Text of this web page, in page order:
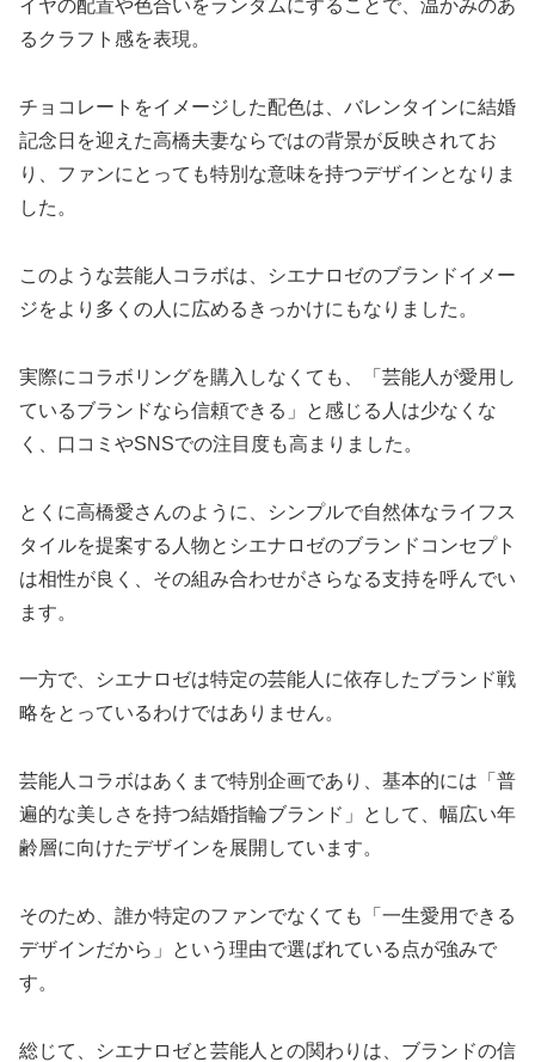
イヤの配置や色合いをランダムにすることで、温かみのあ
るクラフト感を表現。
チョコレートをイメージした配色は、バレンタインに結婚
記念日を迎えた高橋夫妻ならではの背景が反映されてお
り、ファンにとっても特別な意味を持つデザインとなりま
した。
このような芸能人コラボは、シエナロゼのブランドイメー
ジをより多くの人に広めるきっかけにもなりました。
実際にコラボリングを購入しなくても、「芸能人が愛用し
ているブランドなら信頼できる」と感じる人は少なくな
く、口コミやSNSでの注目度も高まりました。
とくに高橋愛さんのように、シンプルで自然体なライフス
タイルを提案する人物とシエナロゼのブランドコンセプト
は相性が良く、その組み合わせがさらなる支持を呼んでい
ます。
一方で、シエナロゼは特定の芸能人に依存したブランド戦
略をとっているわけではありません。
芸能人コラボはあくまで特別企画であり、基本的には「普
遍的な美しさを持つ結婚指輪ブランド」として、幅広い年
齢層に向けたデザインを展開しています。
そのため、誰か特定のファンでなくても「一生愛用できる
デザインだから」という理由で選ばれている点が強みで
す。
総じて、シエナロゼと芸能人との関わりは、ブランドの信